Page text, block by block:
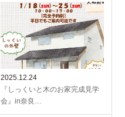
2025.12.24
『しっくいと木のお家完成見学
会』in奈良…